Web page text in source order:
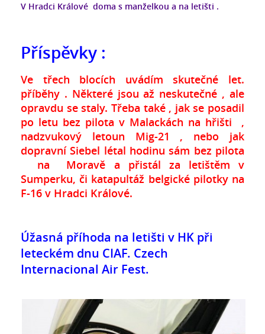
V Hradci Králové doma s manželkou a na letišti .
Příspěvky :
Ve třech blocích uvádím skutečné let.
příběhy . Některé jsou až neskutečné , ale
opravdu se staly. Třeba také , jak se posadil
po letu bez pilota v Malackách na hřišti ,
nadzvukový letoun Mig-21 , nebo jak
dopravní Siebel létal hodinu sám bez pilota
na Moravě a přistál za letištěm v
Sumperku, či katapultáž belgické pilotky na
F-16 v Hradci Králové.
Úžasná příhoda na letišti v HK při
leteckém dnu CIAF. Czech
Internacional Air Fest.